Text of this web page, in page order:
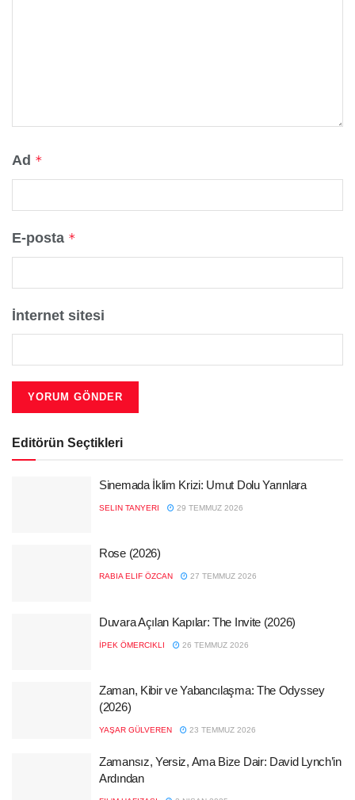
Ad *
E-posta *
İnternet sitesi
Editörün Seçtikleri
Sinemada İklim Krizi: Umut Dolu Yarınlara
SELIN TANYERI 29 TEMMUZ 2026
Rose (2026)
RABIA ELIF ÖZCAN 27 TEMMUZ 2026
Duvara Açılan Kapılar: The Invite (2026)
İPEK ÖMERCIKLI 26 TEMMUZ 2026
Zaman, Kibir ve Yabancılaşma: The Odyssey
(2026)
YAŞAR GÜLVEREN 23 TEMMUZ 2026
Zamansız, Yersiz, Ama Bize Dair: David Lynch’in
Ardından